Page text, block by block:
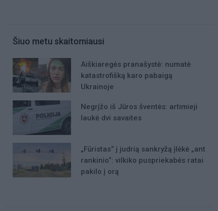
Šiuo metu skaitomiausi
Aiškiaregės pranašystė: numatė
katastrofišką karo pabaigą
Ukrainoje
Negrįžo iš Jūros šventės: artimieji
laukė dvi savaites
„Fūristas“ į judrią sankryžą įlėkė „ant
rankinio“: vilkiko puspriekabės ratai
pakilo į orą